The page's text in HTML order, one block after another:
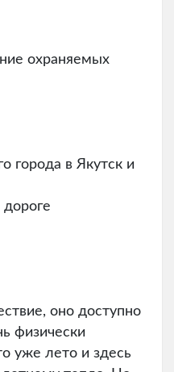
охраняемых
города в Якутск и
дороге
оно доступно
физически
уже лето и здесь